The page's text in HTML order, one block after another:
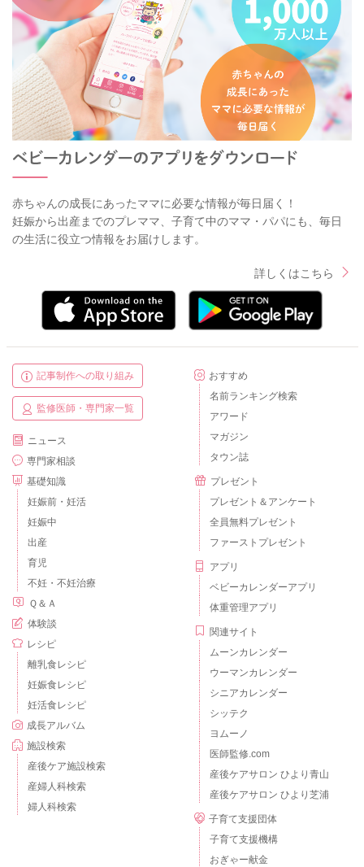
赤ちゃんの成長にあったママに必要な情報が毎日届く！
妊娠から出産までのプレママ、子育て中のママ・パパにも、毎日
の生活に役立つ情報をお届けします。
詳しくはこちら
記事制作への取り組み
監修医師・専門家一覧
ニュース
専門家相談
基礎知識
妊娠前・妊活
妊娠中
出産
育児
不妊・不妊治療
Ｑ＆Ａ
体験談
レシピ
離乳食レシピ
妊娠食レシピ
妊活食レシピ
成長アルバム
施設検索
産後ケア施設検索
産婦人科検索
婦人科検索
おすすめ
名前ランキング検索
アワード
マガジン
タウン誌
プレゼント
プレゼント＆アンケート
全員無料プレゼント
ファーストプレゼント
アプリ
ベビーカレンダーアプリ
体重管理アプリ
関連サイト
ムーンカレンダー
ウーマンカレンダー
シニアカレンダー
シッテク
ヨムーノ
医師監修.com
産後ケアサロン ひより青山
産後ケアサロン ひより芝浦
子育て支援団体
子育て支援機構
おぎゃー献金